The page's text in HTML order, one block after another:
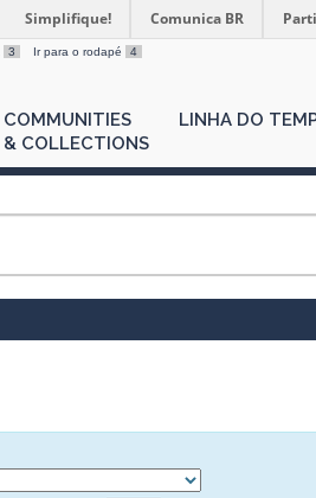
Simplifique! Comunica BR
3 Ir para o rodapé 4
COMMUNITIES
& COLLECTIONS
LINHA DO